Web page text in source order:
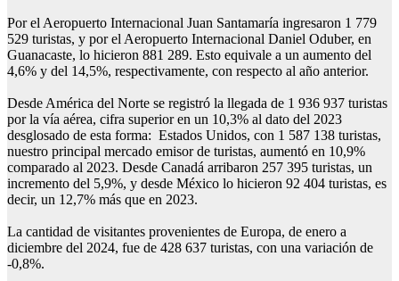
Por el Aeropuerto Internacional Juan Santamaría ingresaron 1 779
529 turistas, y por el Aeropuerto Internacional Daniel Oduber, en
Guanacaste, lo hicieron 881 289. Esto equivale a un aumento del
4,6% y del 14,5%, respectivamente, con respecto al año anterior.
Desde América del Norte se registró la llegada de 1 936 937 turistas
por la vía aérea, cifra superior en un 10,3% al dato del 2023
desglosado de esta forma: Estados Unidos, con 1 587 138 turistas,
nuestro principal mercado emisor de turistas, aumentó en 10,9%
comparado al 2023. Desde Canadá arribaron 257 395 turistas, un
incremento del 5,9%, y desde México lo hicieron 92 404 turistas, es
decir, un 12,7% más que en 2023.
La cantidad de visitantes provenientes de Europa, de enero a
diciembre del 2024, fue de 428 637 turistas, con una variación de
-0,8%.